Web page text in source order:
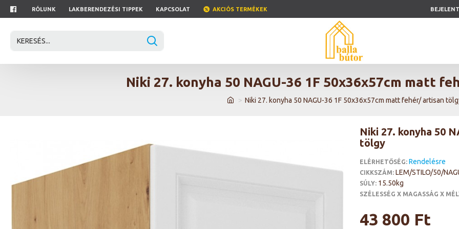
RÓLUNK LAKBERENDEZÉSI TIPPEK KAPCSOLAT AKCIÓS TERMÉKEK
Niki 27. konyha 50 NAGU-36 1F 50x36x57cm matt fehér/ artisan
Niki 27. konyha 50 NAGU-36 1F 50x36x57cm matt
Niki 27. konyha 50
tölgy
ELÉRHETŐSÉG: Rendelésre
CIKKSZÁM: LEM/STILO/50/
SÚLY: 15.50kg
SZÉLESSÉG X MAGASSÁG X
43 800 Ft